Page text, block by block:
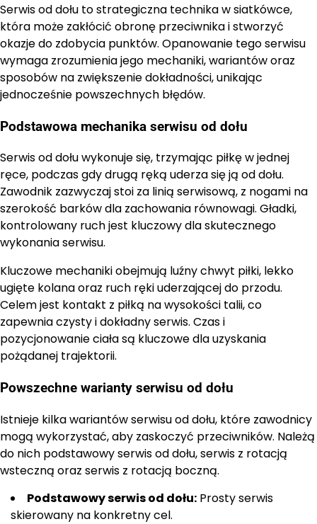
Serwis od dołu to strategiczna technika w siatkówce,
która może zakłócić obronę przeciwnika i stworzyć
okazje do zdobycia punktów. Opanowanie tego serwisu
wymaga zrozumienia jego mechaniki, wariantów oraz
sposobów na zwiększenie dokładności, unikając
jednocześnie powszechnych błędów.
Podstawowa mechanika serwisu od dołu
Serwis od dołu wykonuje się, trzymając piłkę w jednej
ręce, podczas gdy drugą ręką uderza się ją od dołu.
Zawodnik zazwyczaj stoi za linią serwisową, z nogami na
szerokość barków dla zachowania równowagi. Gładki,
kontrolowany ruch jest kluczowy dla skutecznego
wykonania serwisu.
Kluczowe mechaniki obejmują luźny chwyt piłki, lekko
ugięte kolana oraz ruch ręki uderzającej do przodu.
Celem jest kontakt z piłką na wysokości talii, co
zapewnia czysty i dokładny serwis. Czas i
pozycjonowanie ciała są kluczowe dla uzyskania
pożądanej trajektorii.
Powszechne warianty serwisu od dołu
Istnieje kilka wariantów serwisu od dołu, które zawodnicy
mogą wykorzystać, aby zaskoczyć przeciwników. Należą
do nich podstawowy serwis od dołu, serwis z rotacją
wsteczną oraz serwis z rotacją boczną.
Podstawowy serwis od dołu: Prosty serwis
skierowany na konkretny cel.